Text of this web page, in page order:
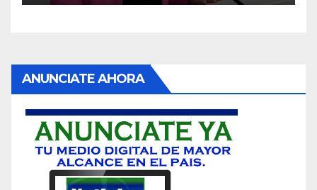
ANUNCIATE AHORA